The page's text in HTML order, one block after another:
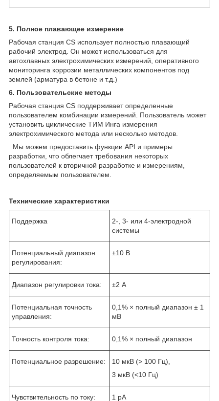
5. Полное плавающее измерение
Рабочая станция CS использует полностью плавающий
рабочий электрод. Он может использоваться для
автохлавных электрохимических измерений, оперативного
мониторинга коррозии металлических компонентов под
землей (арматура в бетоне и т.д.)
6. Пользовательские методы
Рабочая станция CS поддерживает определенные
пользователем комбинации измерений. Пользователь может
установить циклические ТИМ Инга измерения
электрохимического метода или несколько методов.
Мы можем предоставить функции API и примеры
разработки, что облегчает требования некоторых
пользователей к вторичной разработке и измерениям,
определяемым пользователем.
Технические характеристики
Поддержка
2-, 3- или 4-электродной
системы
Потенциальный диапазон
регулирования:
±10 В
Диапазон регулировки тока: ±2 А
Потенциальная точность
управления:
0,1% × полный диапазон ± 1
мВ
Точность контроля тока: 0,1% × полный диапазон
Потенциальное разрешение:
10 мкВ (> 100 Гц),
3 мкВ (<10 Гц)
Чувствительность по току: 1 pA